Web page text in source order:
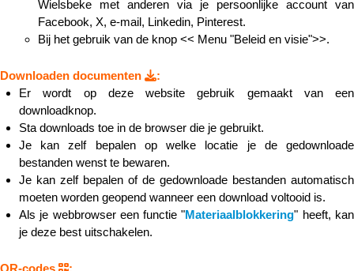
Wielsbeke met anderen via je persoonlijke account van
Facebook, X, e-mail, Linkedin, Pinterest.
Bij het gebruik van de knop << Menu "Beleid en visie">>.
Downloaden documenten
:
Er wordt op deze website gebruik gemaakt van een
downloadknop.
Sta downloads toe in de browser die je gebruikt.
Je kan zelf bepalen op welke locatie je de gedownloade
bestanden wenst te bewaren.
Je kan zelf bepalen of de gedownloade bestanden automatisch
moeten worden geopend wanneer een download voltooid is.
Als je webbrowser een functie "Materiaalblokkering" heeft, kan
je deze best uitschakelen.
QR-codes
: